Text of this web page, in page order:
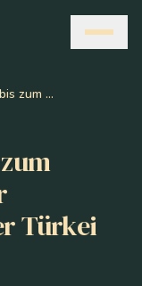
Von der Beratung bis zum Ergebnis: Der Weg zur Nasenkorrektur in der Türkei
Türkei